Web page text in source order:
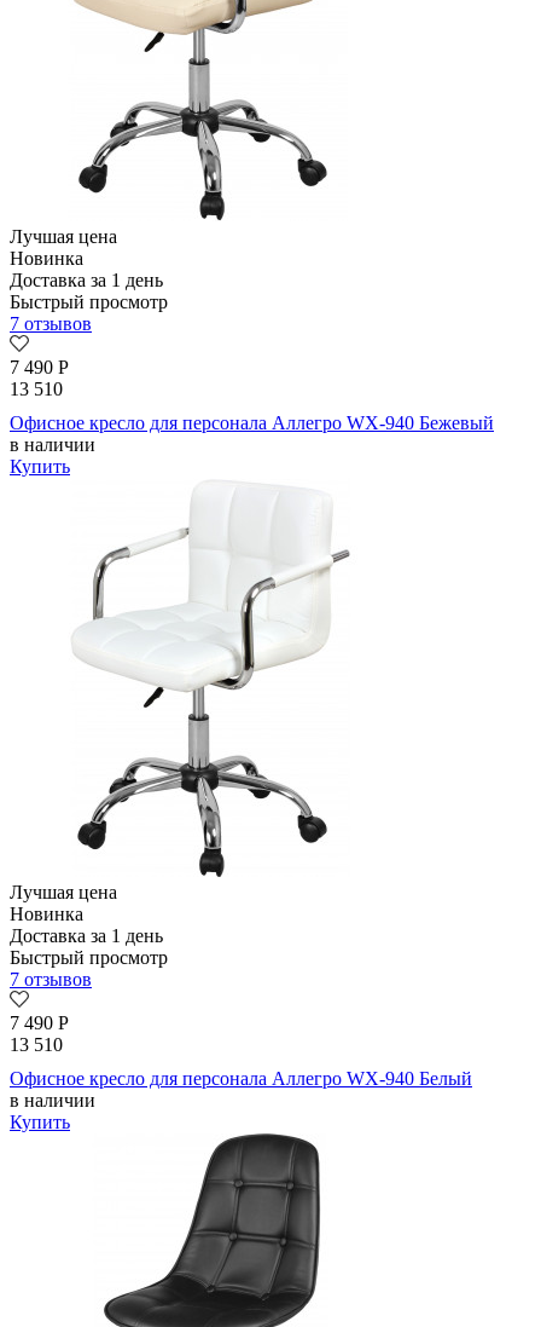
Лучшая цена
Новинка
Доставка за 1 день
Быстрый просмотр
7 отзывов
7 490 Р
13 510
Офисное кресло для персонала Аллегро WX-940 Бежевый
в наличии
Купить
Лучшая цена
Новинка
Доставка за 1 день
Быстрый просмотр
7 отзывов
7 490 Р
13 510
Офисное кресло для персонала Аллегро WX-940 Белый
в наличии
Купить